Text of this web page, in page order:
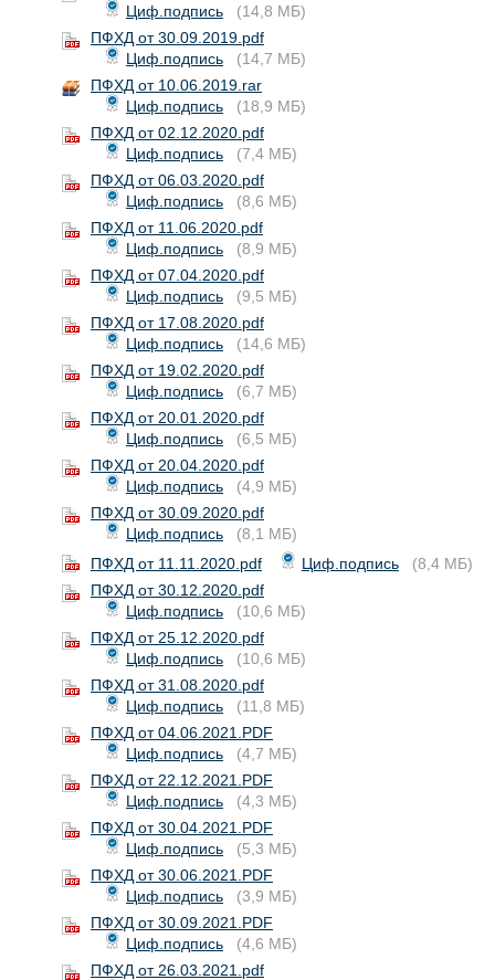
Циф.подпись
(14,8 МБ)
ПФХД от 30.09.2019.pdf
Циф.подпись
(14,7 МБ)
ПФХД от 10.06.2019.rar
Циф.подпись
(18,9 МБ)
ПФХД от 02.12.2020.pdf
Циф.подпись
(7,4 МБ)
ПФХД от 06.03.2020.pdf
Циф.подпись
(8,6 МБ)
ПФХД от 11.06.2020.pdf
Циф.подпись
(8,9 МБ)
ПФХД от 07.04.2020.pdf
Циф.подпись
(9,5 МБ)
ПФХД от 17.08.2020.pdf
Циф.подпись
(14,6 МБ)
ПФХД от 19.02.2020.pdf
Циф.подпись
(6,7 МБ)
ПФХД от 20.01.2020.pdf
Циф.подпись
(6,5 МБ)
ПФХД от 20.04.2020.pdf
Циф.подпись
(4,9 МБ)
ПФХД от 30.09.2020.pdf
Циф.подпись
(8,1 МБ)
ПФХД от 11.11.2020.pdf
Циф.подпись
(8,4 МБ)
ПФХД от 30.12.2020.pdf
Циф.подпись
(10,6 МБ)
ПФХД от 25.12.2020.pdf
Циф.подпись
(10,6 МБ)
ПФХД от 31.08.2020.pdf
Циф.подпись
(11,8 МБ)
ПФХД от 04.06.2021.PDF
Циф.подпись
(4,7 МБ)
ПФХД от 22.12.2021.PDF
Циф.подпись
(4,3 МБ)
ПФХД от 30.04.2021.PDF
Циф.подпись
(5,3 МБ)
ПФХД от 30.06.2021.PDF
Циф.подпись
(3,9 МБ)
ПФХД от 30.09.2021.PDF
Циф.подпись
(4,6 МБ)
ПФХД от 26.03.2021.pdf